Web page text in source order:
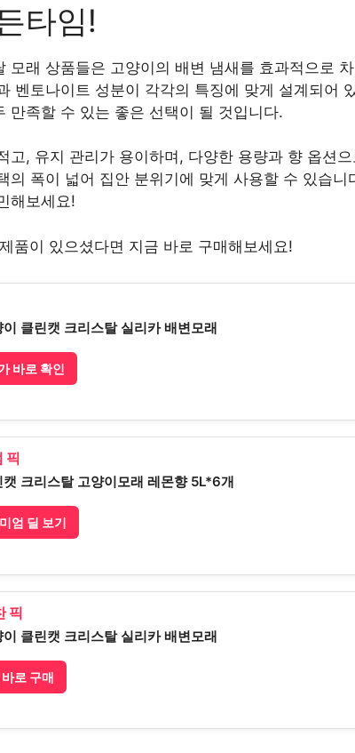
타임!
모래 상품들은 고양이의 배변 냄새를 효과적으로
벤토나이트 성분이 각각의 특징에 맞게 설계되어
만족할 수 있는 좋은 선택이 될 것입니다.
고, 유지 관리가 용이하며, 다양한 용량과 향 옵션
의 폭이 넓어 집안 분위기에 맞게 사용할 수 있습
해보세요!
품이 있으셨다면 지금 바로 구매해보세요!
이 클린캣 크리스탈 실리카 배변모래
바로 확인
픽
캣 크리스탈 고양이모래 레몬향 5L*6개
엄 딜 보기
픽
이 클린캣 크리스탈 실리카 배변모래
로 구매